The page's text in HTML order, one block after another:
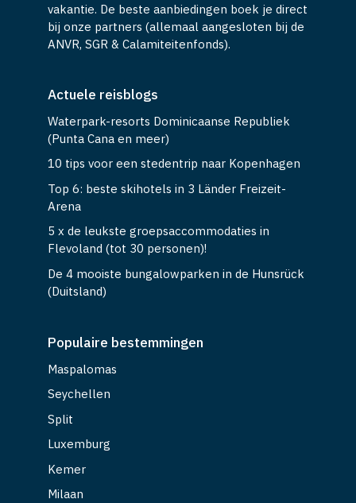
vakantie. De beste aanbiedingen boek je direct
bij onze partners (allemaal aangesloten bij de
ANVR, SGR & Calamiteitenfonds).
Actuele reisblogs
Waterpark-resorts Dominicaanse Republiek
(Punta Cana en meer)
10 tips voor een stedentrip naar Kopenhagen
Top 6: beste skihotels in 3 Länder Freizeit-
Arena
5 x de leukste groepsaccommodaties in
Flevoland (tot 30 personen)!
De 4 mooiste bungalowparken in de Hunsrück
(Duitsland)
Populaire bestemmingen
Maspalomas
Seychellen
Split
Luxemburg
Kemer
Milaan